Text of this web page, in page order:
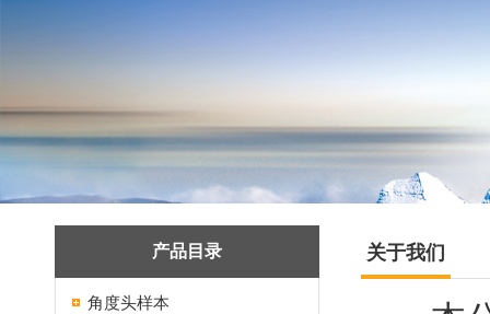
产品目录
角度头样本
关于我们